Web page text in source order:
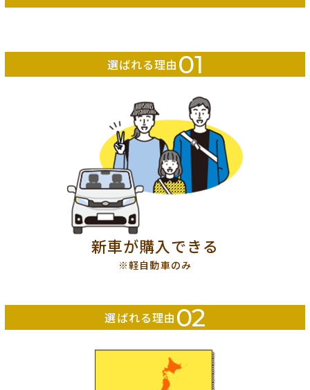
選ばれる理由 01
新車が購入できる
※軽自動車のみ
選ばれる理由 02